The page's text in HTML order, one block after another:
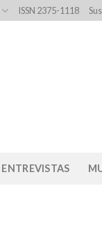
ISSN 2375-1118
ENTREVISTAS